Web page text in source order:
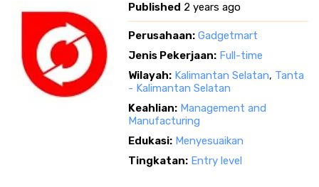
Published 2 years ago
Perusahaan: Gadgetmart
Jenis Pekerjaan: Full-time
Wilayah: Kalimantan Selatan, Tanta
- Kalimantan Selatan
Keahlian: Management and
Manufacturing
Edukasi: Menyesuaikan
Tingkatan: Entry level